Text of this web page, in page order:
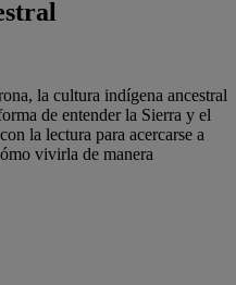
la cultura indígena ancestral
de entender la Sierra y el
la lectura para acercarse a
vivirla de manera